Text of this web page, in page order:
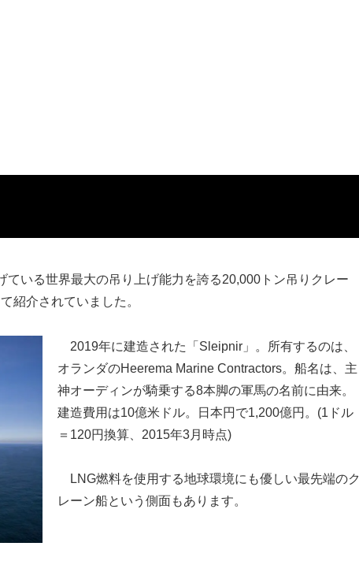
いる世界最大の吊り上げ能力を誇る20,000トン吊りクレー
紹介されていました。
2019年に建造された「Sleipnir」。所有するのは、
オランダのHeerema Marine Contractors。船名は、主
神オーディンが騎乗する8本脚の軍馬の名前に由来。
建造費用は10億米ドル。日本円で1,200億円。(1ドル
＝120円換算、2015年3月時点)
LNG燃料を使用する地球環境にも優しい最先端のク
レーン船という側面もあります。